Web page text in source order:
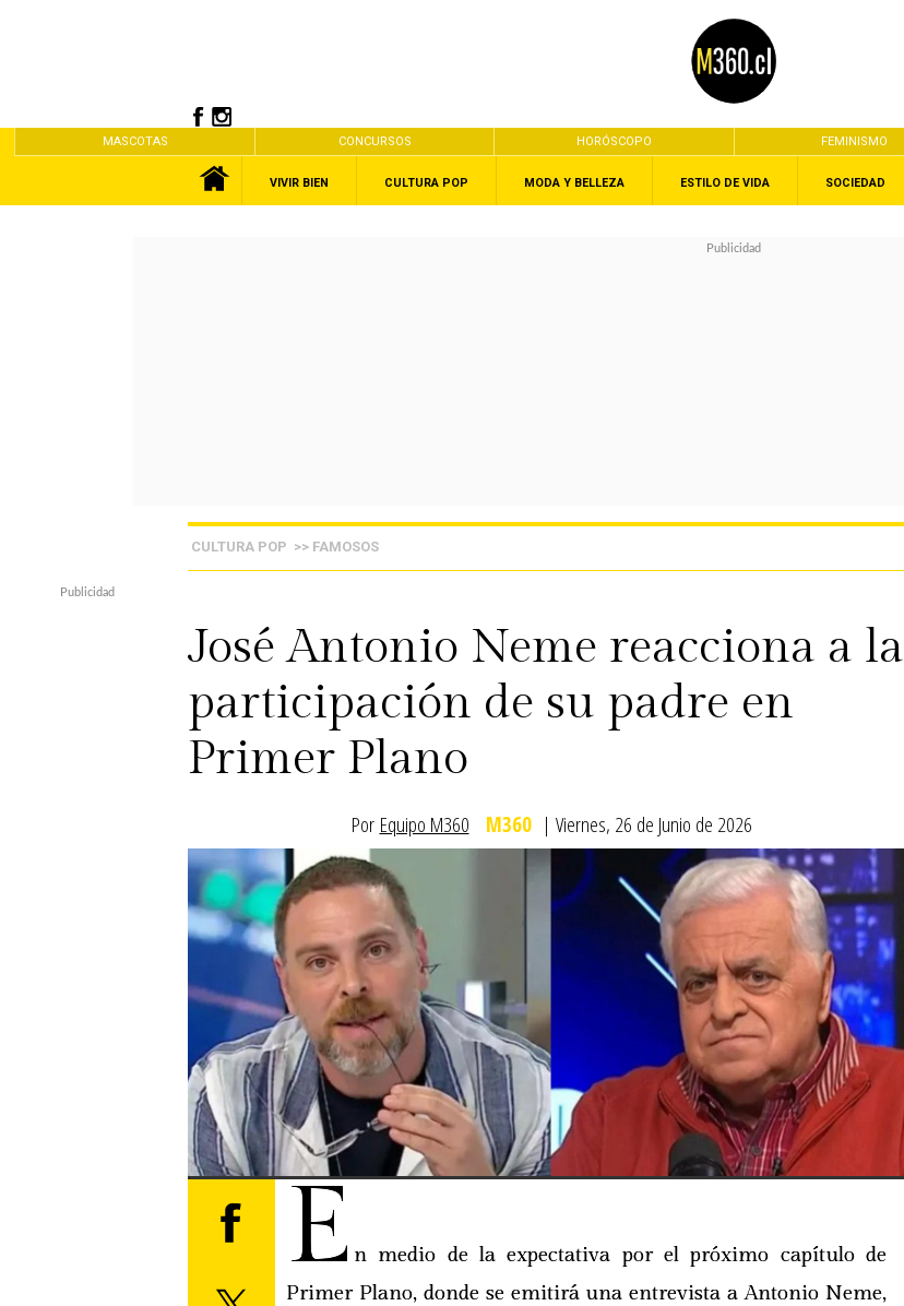
MASCOTAS CONCURSOS HORÓSCOPO FEMINISMO
VIVIR BIEN CULTURA POP MODA Y BELLEZA ESTILO DE VIDA SOCIEDAD
CULTURA POP >> FAMOSOS
José Antonio Neme reacciona a la
participación de su padre en
Primer Plano
Por Equipo M360 M360 | Viernes, 26 de Junio de 2026
E n medio de la expectativa por el próximo capítulo de
Primer Plano, donde se emitirá una entrevista a Antonio Neme,